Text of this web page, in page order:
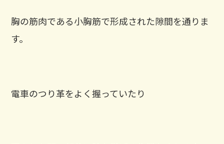
胸の筋肉である小胸筋で形成された隙間を通りま
す。
電車のつり革をよく握っていたり